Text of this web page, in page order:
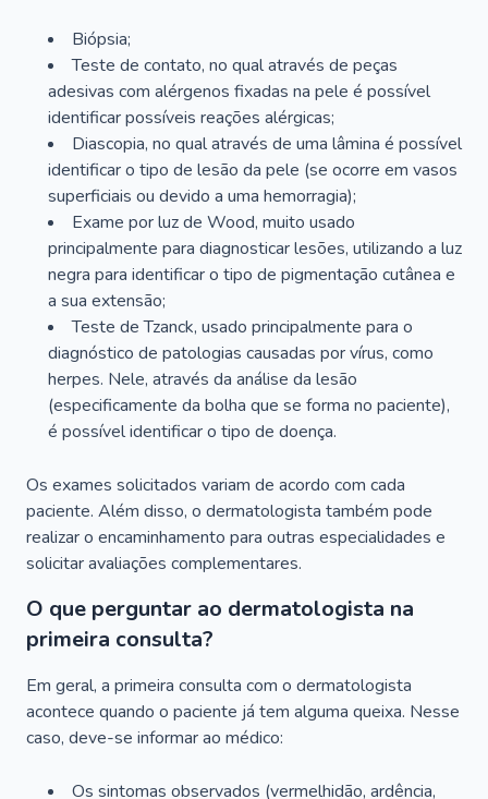
Biópsia;
Teste de contato, no qual através de peças
adesivas com alérgenos fixadas na pele é possível
identificar possíveis reações alérgicas;
Diascopia, no qual através de uma lâmina é possível
identificar o tipo de lesão da pele (se ocorre em vasos
superficiais ou devido a uma hemorragia);
Exame por luz de Wood, muito usado
principalmente para diagnosticar lesões, utilizando a luz
negra para identificar o tipo de pigmentação cutânea e
a sua extensão;
Teste de Tzanck, usado principalmente para o
diagnóstico de patologias causadas por vírus, como
herpes. Nele, através da análise da lesão
(especificamente da bolha que se forma no paciente),
é possível identificar o tipo de doença.
Os exames solicitados variam de acordo com cada
paciente. Além disso, o dermatologista também pode
realizar o encaminhamento para outras especialidades e
solicitar avaliações complementares.
O que perguntar ao dermatologista na
primeira consulta?
Em geral, a primeira consulta com o dermatologista
acontece quando o paciente já tem alguma queixa. Nesse
caso, deve-se informar ao médico:
Os sintomas observados (vermelhidão, ardência,